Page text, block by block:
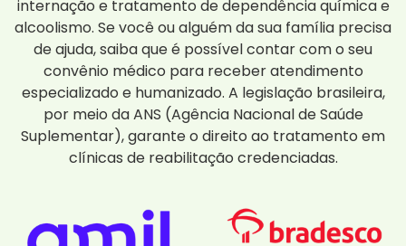
internação e tratamento de dependência química e
alcoolismo. Se você ou alguém da sua família precisa
de ajuda, saiba que é possível contar com o seu
convênio médico para receber atendimento
especializado e humanizado. A legislação brasileira,
por meio da ANS (Agência Nacional de Saúde
Suplementar), garante o direito ao tratamento em
clínicas de reabilitação credenciadas.